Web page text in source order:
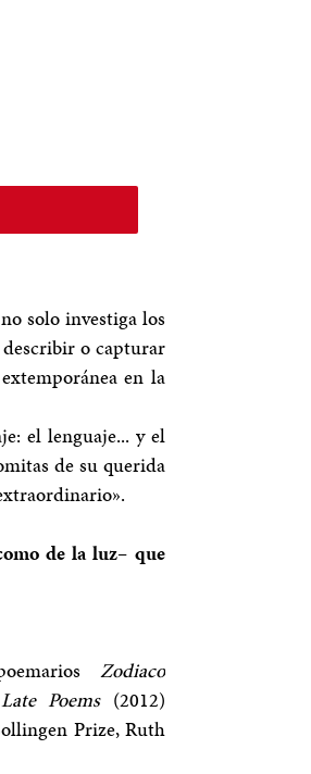
solo investiga los
describir o capturar
en la
el lenguaje... y el
de su querida
de la luz– que
Zodiaco
Poems(2012)
Prize, Ruth